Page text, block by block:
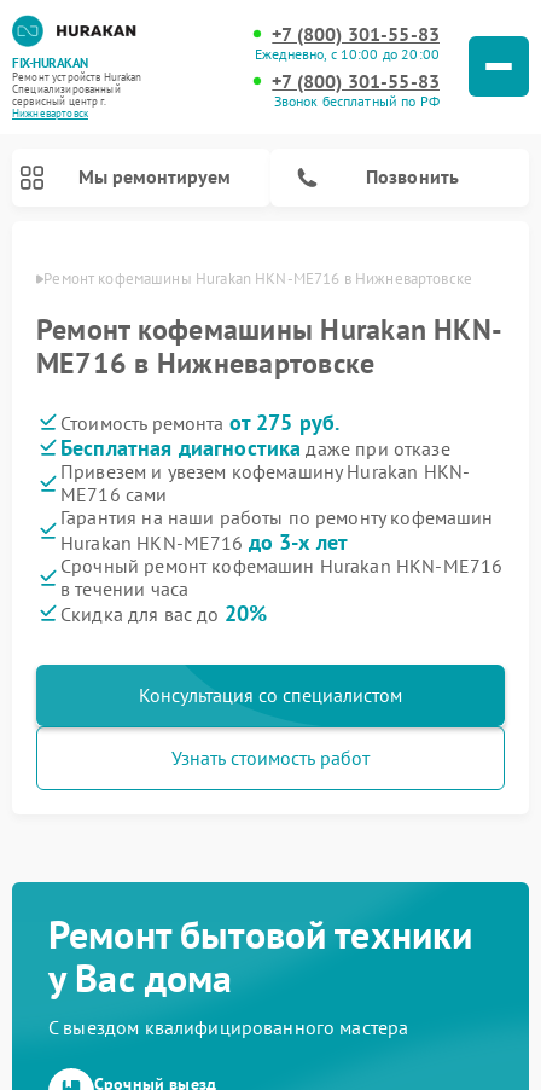
FIX-HURAKAN
Ремонт устройств Hurakan
Специализированный
cервисный центр г.
Нижневартовск
+7 (800) 301-55-83
Ежедневно, с 10:00 до 20:00
+7 (800) 301-55-83
Звонок бесплатный по РФ
Мы ремонтируем Позвонить
Ремонт кофемашины Hurakan HKN-ME716 в Нижневартовске
Ремонт кофемашины Hurakan HKN-
ME716 в Нижневартовске
Стоимость ремонта от 275 руб.
Бесплатная диагностика даже при отказе
Привезем и увезем кофемашину Hurakan HKN-
ME716 сами
Гарантия на наши работы по ремонту кофемашин
Hurakan HKN-ME716 до 3-х лет
Срочный ремонт кофемашин Hurakan HKN-ME716
в течении часа
Скидка для вас до 20%
Консультация со специалистом
Узнать стоимость работ
Ремонт бытовой техники
у Вас дома
С выездом квалифицированного мастера
Срочный выезд